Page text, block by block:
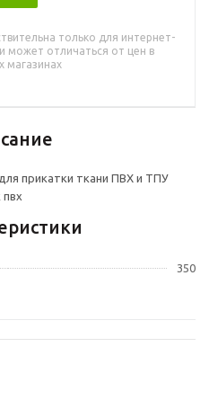
только для интернет-
может отличаться от цен в
магазинах
прикатки ткани ПВХ и ТПУ
350